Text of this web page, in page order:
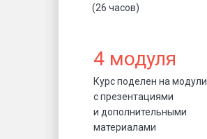
Курс поделен на модули
с презентациями
и дополнительными
материалами
4 модуля
(26 часов)